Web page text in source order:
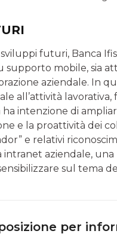
futuri, Banca
supporto mobile, sia
aziendale. In
all’attività
intenzione di
e la proattività dei
e relativi
aziendale, una
sul tema
per